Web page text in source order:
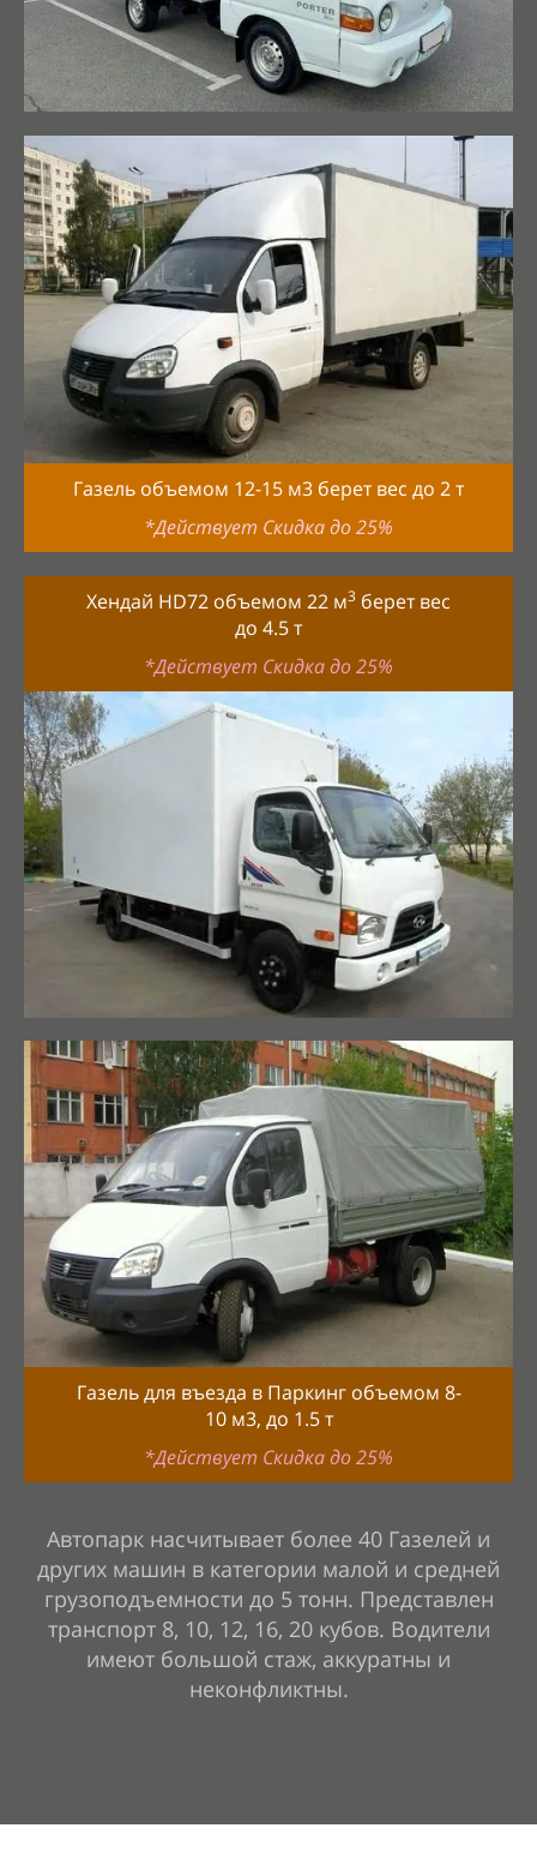
Газель объемом 12-15 м3 берет вес до 2т
*Действует Скидка до 25%
Хендай HD72 объемом 22 м3 берет вес
до 4.5т
*Действует Скидка до 25%
Газель для въезда в Паркинг объемом 8-
10 м3, до 1.5 т
*Действует Скидка до 25%
Автопарк насчитывает более 40 Газелей и
других машин в категории малой и средней
грузоподъемности до 5 тонн. Представлен
транспорт 8, 10, 12, 16, 20 кубов. Водители
имеют большой стаж, аккуратны и
неконфликтны.